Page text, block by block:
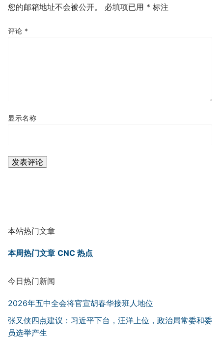
您的邮箱地址不会被公开。 必填项已用 * 标注
评论 *
显示名称
本站热门文章
本周热门文章 CNC 热点
今日热门新闻
2026年五中全会将官宣胡春华接班人地位
张又侠四点建议：习近平下台，汪洋上位，政治局常委和委
员选举产生